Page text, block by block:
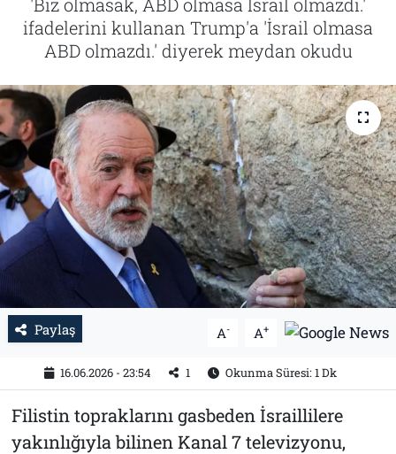
'Biz olmasak, ABD olmasa İsrail olmazdı.'
ifadelerini kullanan Trump'a 'İsrail olmasa
ABD olmazdı.' diyerek meydan okudu
Paylaş A- A+
16.06.2026 - 23:54 1 Okunma Süresi: 1 Dk
Filistin topraklarını gasbeden İsraillilere
yakınlığıyla bilinen Kanal 7 televizyonu,
Tarih
İletişim